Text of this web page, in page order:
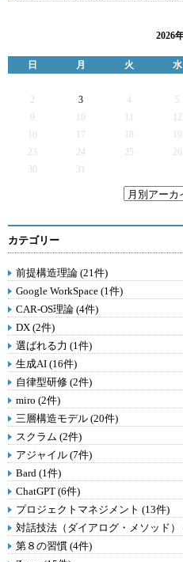
2026
日 月 火 水
2
3 4 5
9
12
16
17 19
23
24 25 26
30
31
カテゴリー
前提構造理論 (21件)
Google WorkSpace (1件)
CAR-OS理論 (4件)
DX (2件)
選ばれる力 (1件)
生成AI (16件)
自律型研修 (2件)
miro (2件)
三層構造モデル (20件)
スクラム (2件)
アジャイル (7件)
Bard (1件)
ChatGPT (6件)
プロジェクトマネジメント (13件)
対話技法（ダイアログ・メソッド）
第８の習慣 (4件)